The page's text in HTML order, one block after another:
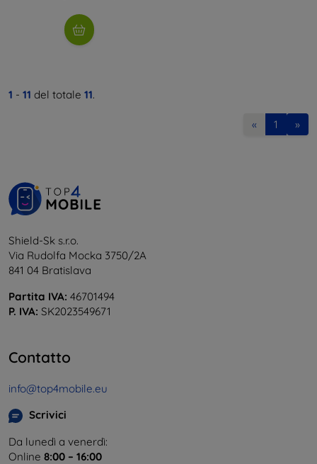
1 - 11 del totale 11.
« 1 »
Shield-Sk s.r.o.
Via Rudolfa Mocka 3750/2A
841 04 Bratislava
Partita IVA: 46701494
P. IVA: SK2023549671
Contatto
info@top4mobile.eu
Scrivici
Da lunedì a venerdì:
Online 8:00 – 16:00